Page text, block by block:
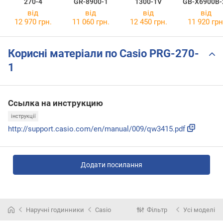
від
12 970 грн.
від
11 060 грн.
від
12 450 грн.
від
11 920
Корисні матеріали по Casio PRG-270-
1
Ссылка на инструкцию
інструкції
http://support.casio.com/en/manual/009/qw3415.pdf
Додати посилання
Наручні годинники Casio Фільтр Усі моделі